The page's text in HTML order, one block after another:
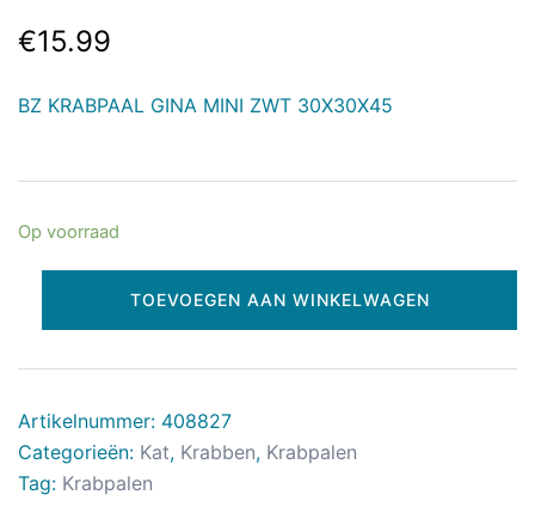
€15.99
BZ KRABPAAL GINA MINI ZWT 30X30X45
Op voorraad
TOEVOEGEN AAN WINKELWAGEN
Artikelnummer: 408827
Categorieën: Kat, Krabben, Krabpalen
Tag: Krabpalen